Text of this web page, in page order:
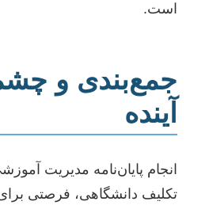
است.
جمع‌بندی و
آینده
انجام پایان‌نامه مدیریت
تکلیف دانشگاهی، فرصتی